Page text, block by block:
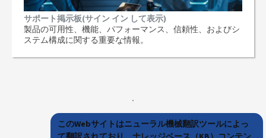
サポート掲示板(サイン イン して表示)
製品の可用性、機能、パフォーマンス、信頼性、およびシ
ステム構成に関する重要な情報。
このWebサイトはニューラル機械翻訳ツールによっ